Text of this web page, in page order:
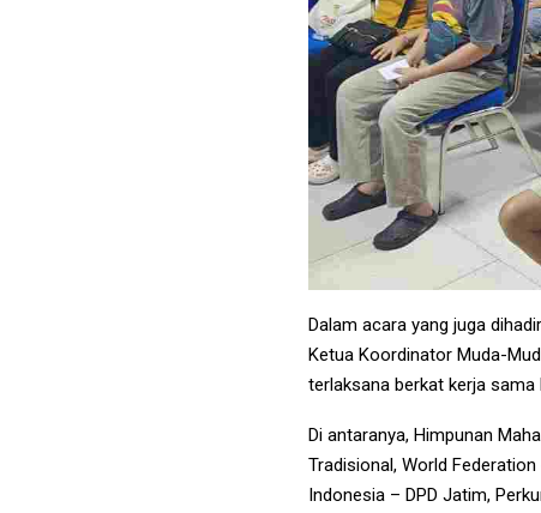
Dalam acara yang juga
Ketua Koordinator Muda-
terlaksana berkat kerja sama
Di antaranya, Himpunan
Tradisional, World
Indonesia – DPD Jatim,